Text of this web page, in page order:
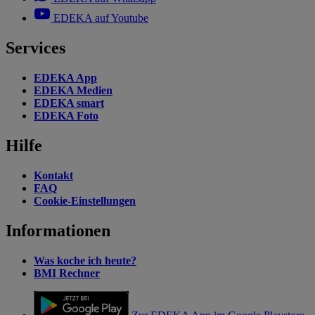
EDEKA auf Youtube
Services
EDEKA App
EDEKA Medien
EDEKA smart
EDEKA Foto
Hilfe
Kontakt
FAQ
Cookie-Einstellungen
Informationen
Was koche ich heute?
BMI Rechner